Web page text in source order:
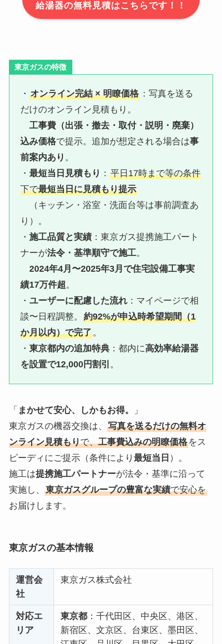
給湯器の無料見積はこちらです！！
東京ガスの特徴
・オンライン完結 × 明瞭価格 ：写真を送る
だけのオンライン見積もり。
工事費（出張・撤去・取付・説明・廃棄）
込み価格で提示。追加が想定される場合は事
前案内あり 。
・最短当日見積もり ：平日17時まで等の条件
下で最短当日に見積もり提示
（キッチン・浴室・洗面台等は事前調査あ
り）。
・施工品質と実績 ：東京ガス提携施工パート
ナーが法令・基準順守で施工。
2024年4月〜2025年3月で住宅設備工事実
績17万件超。
・ユーザーに配慮した流れ ：マイページで相
談〜日程調整。約92%が申込時希望期間（1
か月以内）で完了。
・東京都内の追加特典 ：都内に高効率給湯器
を設置で12,000円割引 。
「 まかせて安心、しかもお得。
」
東京ガスの機器交換は、 写真を送るだけの無料オ
ンライン見積もりで、工事費込みの明瞭価格をス
ピーディにご提示（条件により 最短当日 ）。
施工は提携施工パートナーが法令・基準に沿って
実施し、 東京ガスグループの豊富な実績で安心を
お届けします。
東京ガスの基本情報
運営会
社
東京ガス株式会社
対応エ
リア
東京都 ：千代田区、中央区、港区、
新宿区、文京区、台東区、墨田区、